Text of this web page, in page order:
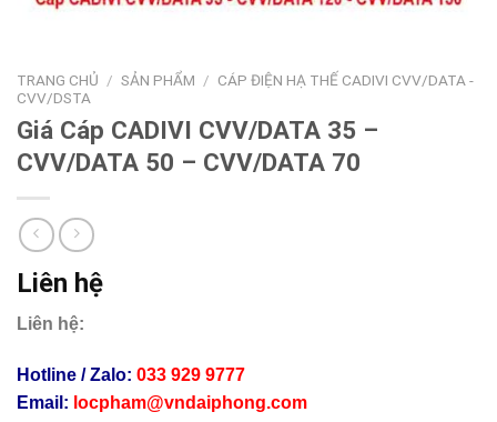
TRANG CHỦ / SẢN PHẨM / CÁP ĐIỆN HẠ THẾ CADIVI CVV/DATA -
CVV/DSTA
Giá Cáp CADIVI CVV/DATA 35 –
CVV/DATA 50 – CVV/DATA 70
Liên hệ
Liên hệ:
Hotline / Zalo: 033 929 9777
Email: locpham@vndaiphong.com